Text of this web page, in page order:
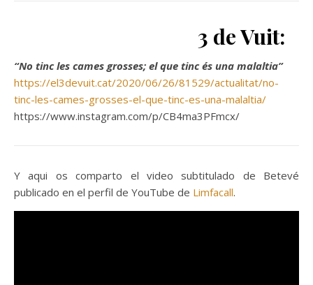
3 de Vuit:
“No tinc les cames grosses; el que tinc és una malaltia”
https://el3devuit.cat/2020/06/26/81529/actualitat/no-
tinc-les-cames-grosses-el-que-tinc-es-una-malaltia/
https://www.instagram.com/p/CB4ma3PFmcx/
Y aqui os comparto el video subtitulado de Betevé
publicado en el perfil de YouTube de Limfacall.